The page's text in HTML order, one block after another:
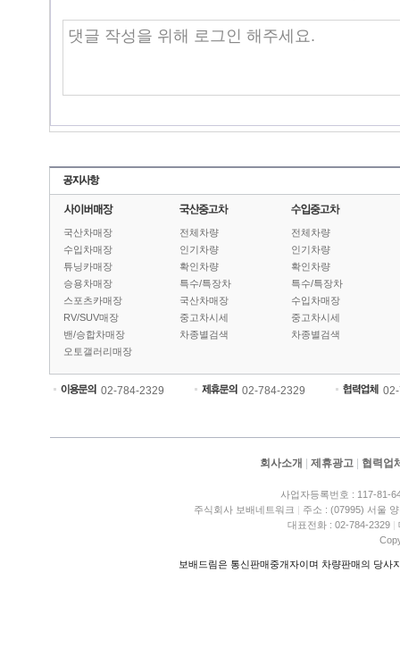
국산차매장
수입차매장
튜닝카매장
승용차매장
스포츠카매장
RV/SUV매장
밴/승합차매장
오토갤러리매장
전체차량
인기차량
확인차량
특수/특장차
국산차매장
중고차시세
차종별검색
전체차량
인기차량
확인차량
특수/특장차
수입차매장
중고차시세
차종별검색
02-784-2329 02-784-2329
회사소개 제휴광고 협력업
사업자등록번호 : 117-81-
주식회사 보배네트워크 | 주소 : (07995) 서울
대표전화 : 02-784-2329 |
보배드림은 통신판매중개자이며 차량판매의 당